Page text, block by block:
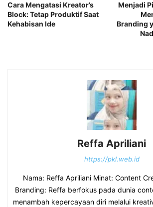
Cara Mengatasi Kreator’s
Block: Tetap Produktif Saat
Kehabisan Ide
Menjadi
Branding
Reffa Apriliani
https://pkl.web.id
Nama: Reffa Apriliani Minat: Content
Branding: Reffa berfokus pada dunia
menambah kepercayaan diri melalui